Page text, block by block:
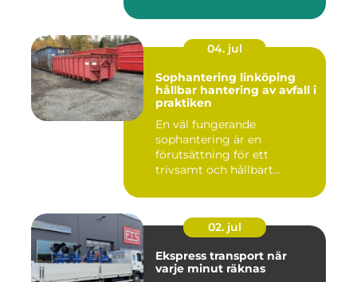
04. jul
Sophantering linköping
hållbar hantering av avfall i
praktiken
En väl fungerande
sophantering är en
förutsättning för ett
trivsamt och hållbart
02. jul
Ekspress transport när
varje minut räknas